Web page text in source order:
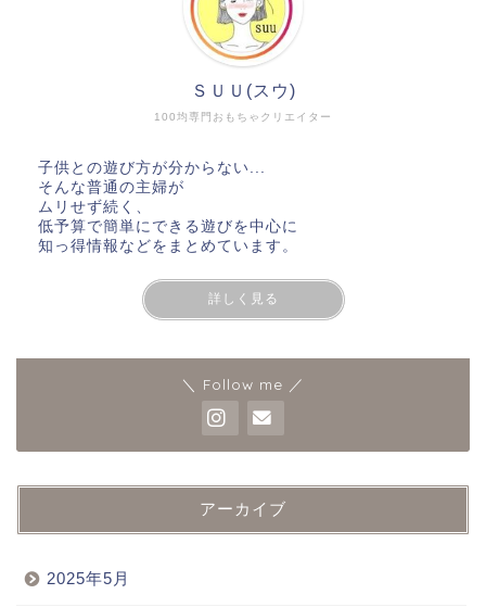
100均専門おもちゃクリエイター
ＳＵＵ(スウ)
子供との遊び方が分からない...
そんな普通の主婦が
ムリせず続く、
低予算で簡単にできる遊びを中心に
知っ得情報などをまとめています。
詳しく見る
＼ Follow me ／
アーカイブ
2025年5月